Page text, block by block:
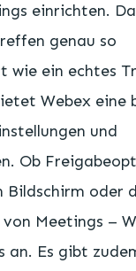
einrichten.
genau so
wie ein echtes
Webex eine
und
Ob
Bildschirm oder
Meetings –
an. Es gibt